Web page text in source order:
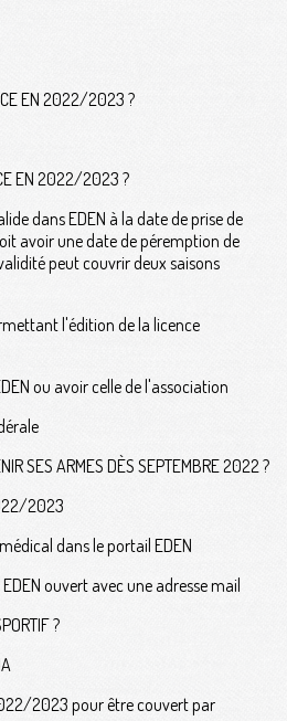
EN 2022/2023 ?
EN 2022/2023 ?
dans EDEN à la date de prise de
avoir une date de péremption de
peut couvrir deux saisons
l'édition de la licence
ou avoir celle de l'association
SES ARMES DÈS SEPTEMBRE 2022 ?
2023
dans le portail EDEN
ouvert avec une adresse mail
?
2023 pour être couvert par